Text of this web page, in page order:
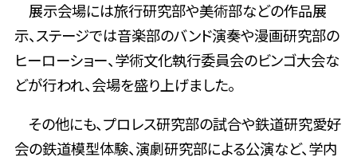
展示会場には旅行研究部や美術部などの作品展
示、ステージでは音楽部のバンド演奏や漫画研究部の
ヒーローショー、学術文化執行委員会のビンゴ大会な
どが行われ、会場を盛り上げました。
その他にも、プロレス研究部の試合や鉄道研究愛好
会の鉄道模型体験、演劇研究部による公演など、学内